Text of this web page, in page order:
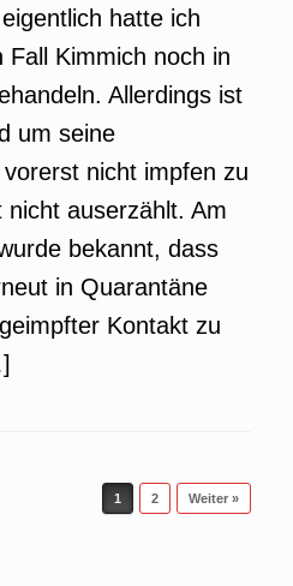
hatte ich
Kimmich noch in
Allerdings ist
um seine
nicht impfen zu
nicht auserzählt. Am
bekannt, dass
in Quarantäne
Kontakt zu
1 2 Weiter »